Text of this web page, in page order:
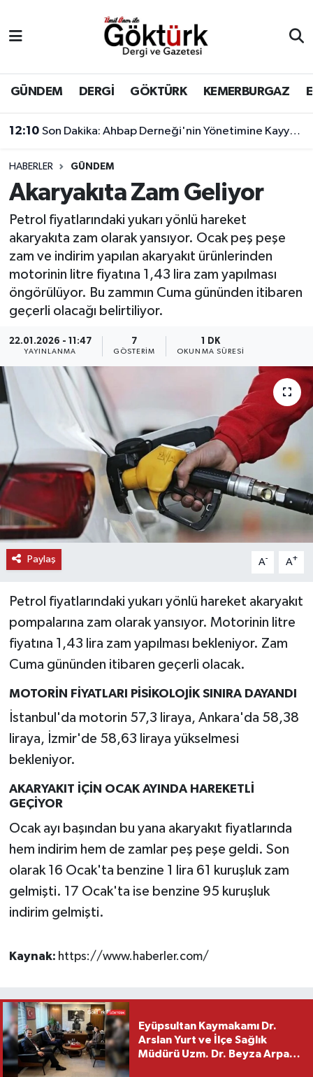
GÜNDEM DERGİ GÖKTÜRK KEMERBURGAZ
12:10 Son Dakika: Ahbap Derneği'nin Yönetimine Kayyum Atandı
HABERLER GÜNDEM
Akaryakıta Zam Geliyor
Petrol fiyatlarındaki yukarı yönlü hareket
akaryakıta zam olarak yansıyor. Ocak peş peşe
zam ve indirim yapılan akaryakıt ürünlerinden
motorinin litre fiyatına 1,43 lira zam yapılması
öngörülüyor. Bu zammın Cuma gününden itibaren
geçerli olacağı belirtiliyor.
22.01.2026 - 11:47
YAYINLANMA
7
GÖSTERIM
1 DK
OKUNMA SÜRESI
Paylaş A- A+
Petrol fiyatlarındaki yukarı yönlü hareket akaryakıt
pompalarına zam olarak yansıyor. Motorinin litre
fiyatına 1,43 lira zam yapılması bekleniyor. Zam
Cuma gününden itibaren geçerli olacak.
MOTORİN FİYATLARI PİSİKOLOJİK SINIRA DAYANDI
İstanbul'da motorin 57,3 liraya, Ankara'da 58,38
liraya, İzmir'de 58,63 liraya yükselmesi
bekleniyor.
AKARYAKIT İÇİN OCAK AYINDA HAREKETLİ
GEÇİYOR
Ocak ayı başından bu yana akaryakıt fiyatlarında
hem indirim hem de zamlar peş peşe geldi. Son
olarak 16 Ocak'ta benzine 1 lira 61 kuruşluk zam
gelmişti. 17 Ocak'ta ise benzine 95 kuruşluk
indirim gelmişti.
Kaynak: https://www.haberler.com/
Eyüpsultan Kaymakamı Dr.
Arslan Yurt ve İlçe Sağlık
Müdürü Uzm. Dr. Beyza Arpacı
BİLİM
DERGİ
DÜNYA
EĞİTİM
EKONOMİ
GÖKTÜRK
GÜNDEM
KEMERBURGAZ
KÜLTÜR - SANAT
MAGAZİN
ÖZEL HABER
SAĞLIK
SPOR
TEKNOLOJİ
YAŞAM
Eyüpsultan Hava Durumu
Eyüpsultan Trafik Yoğunluk Haritası
Süper Lig Puan Durumu ve Fikstür
Tüm Manşetler
Son Dakika Haberleri
Haber Arşivi